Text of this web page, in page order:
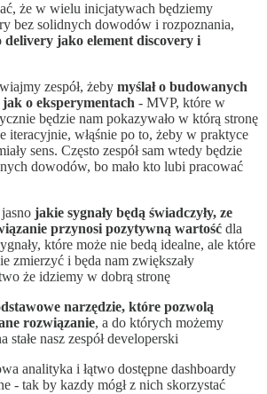
że w wielu inicjatywach będziemy
bez solidnych dowodów i rozpoznania,
jako element discovery i
zespół, żeby myślał o budowanych
o eksperymentach - MVP, które w
będzie nam pokazywało w którą stronę
iteracyjnie, włąśnie po to, żeby w praktyce
sens. Często zespół sam wtedy będzie
dowodów, bo mało kto lubi pracować
jakie sygnały będą świadczyły, ze
przynosi pozytywną wartość dla
które może nie bedą idealne, ale które
zmierzyć i będa nam zwiększały
że idziemy w dobrą stronę
narzędzie, które pozwolą
rozwiązanie, a do których możemy
stałe nasz zespół developerski
analityka i łątwo dostępne dashboardy
- tak by kazdy mógł z nich skorzystać